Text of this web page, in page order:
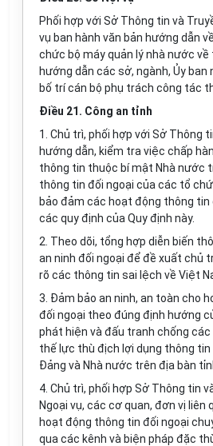
Phối hợp với Sở Thông tin và
vụ ban hành văn bản hướng dẫn
chức bộ máy quản lý nhà nước về
hướng dẫn các sở, ngành, Ủy ban
bố trí cán bộ phụ trách công tác
Điều 21. Công an tỉnh
1. Chủ trì, phối hợp với Sở Thông
hướng dẫn, kiểm tra việc chấp
thông tin thuộc bí mật Nhà nước
thông tin đối ngoại của các tổ
bảo đảm các hoạt động thông tin
các quy định của Quy định này.
2. Theo dõi, tổng hợp diễn biến
an ninh đối ngoại đểđề xuất chủ
rõ các thông tin sai lệch về Việt
3. Đảm bảo an ninh, an toàn cho
đối ngoại theo đúng định hướng
phát hiện và đấu tranh chống
thế lực thù địch lợi dụng thông tin
Đảng và Nhà nước trên địa bàn
4. Chủ trì, phối hợp Sở Thông tin
Ngoại vụ, các cơ quan, đơn vị liên
hoạt động thông tin đối ngoại
qua các kênh và biện pháp đặc